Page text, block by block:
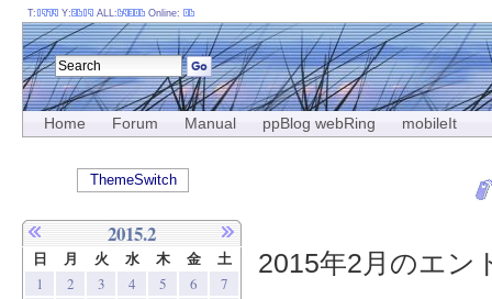
Home Forum Manual ppBlog webRing mobileIt
2015年2月のエン
T: Y: ALL: Online:
ThemeSwitch
2015.2
日 月 火 水 木 金 土
1 2 3 4 5 6
7